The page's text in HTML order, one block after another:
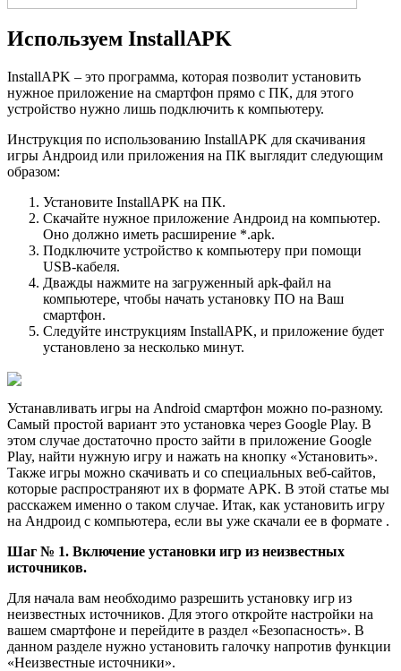
Используем InstallAPK
InstallAPK – это программа, которая позволит установить
нужное приложение на смартфон прямо с ПК, для этого
устройство нужно лишь подключить к компьютеру.
Инструкция по использованию InstallAPK для скачивания
игры Андроид или приложения на ПК выглядит следующим
образом:
Установите InstallAPK на ПК.
Скачайте нужное приложение Андроид на компьютер.
Оно должно иметь расширение *.apk.
Подключите устройство к компьютеру при помощи
USB-кабеля.
Дважды нажмите на загруженный apk-файл на
компьютере, чтобы начать установку ПО на Ваш
смартфон.
Следуйте инструкциям InstallAPK, и приложение будет
установлено за несколько минут.
Устанавливать игры на Android смартфон можно по-разному.
Самый простой вариант это установка через Google Play. В
этом случае достаточно просто зайти в приложение Google
Play, найти нужную игру и нажать на кнопку «Установить».
Также игры можно скачивать и со специальных веб-сайтов,
которые распространяют их в формате APK. В этой статье мы
расскажем именно о таком случае. Итак, как установить игру
на Андроид с компьютера, если вы уже скачали ее в формате .
Шаг № 1. Включение установки игр из неизвестных
источников.
Для начала вам необходимо разрешить установку игр из
неизвестных источников. Для этого откройте настройки на
вашем смартфоне и перейдите в раздел «Безопасность». В
данном разделе нужно установить галочку напротив функции
«Неизвестные источники».